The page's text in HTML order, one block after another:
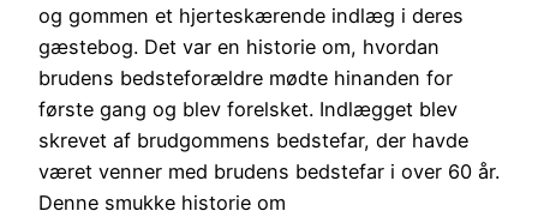
og gommen et hjerteskærende indlæg i deres
gæstebog. Det var en historie om, hvordan
brudens bedsteforældre mødte hinanden for
første gang og blev forelsket. Indlægget blev
skrevet af brudgommens bedstefar, der havde
været venner med brudens bedstefar i over 60 år.
Denne smukke historie om